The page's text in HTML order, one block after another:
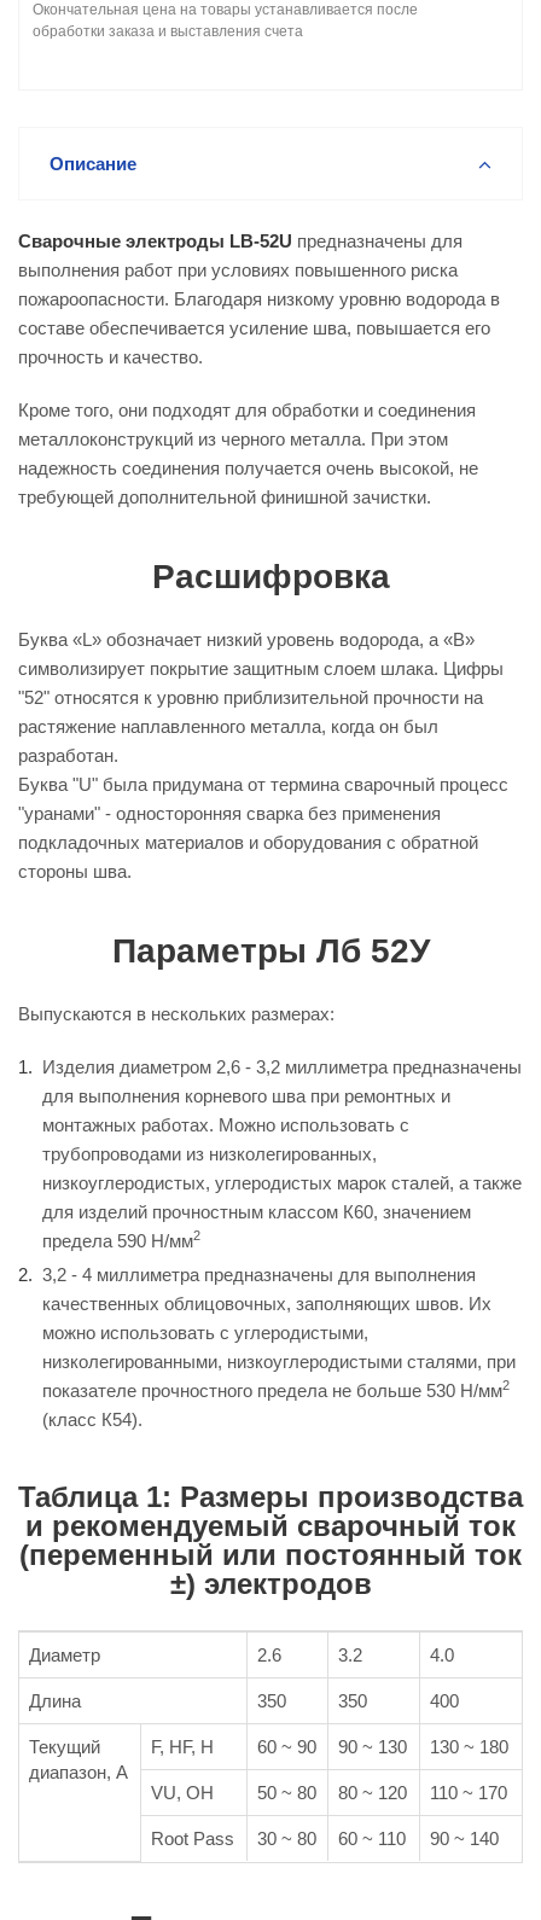
Окончательная цена на товары устанавливается после
обработки заказа и выставления счета
Описание
Сварочные электроды LB-52U предназначены для
выполнения работ при условиях повышенного риска
пожароопасности. Благодаря низкому уровню водорода в
составе обеспечивается усиление шва, повышается его
прочность и качество.
Кроме того, они подходят для обработки и соединения
металлоконструкций из черного металла. При этом
надежность соединения получается очень высокой, не
требующей дополнительной финишной зачистки.
Расшифровка
Буква «L» обозначает низкий уровень водорода, а «B»
символизирует покрытие защитным слоем шлака. Цифры
"52" относятся к уровню приблизительной прочности на
растяжение наплавленного металла, когда он был
разработан.
Буква "U" была придумана от термина сварочный процесс
"уранами" - односторонняя сварка без применения
подкладочных материалов и оборудования с обратной
стороны шва.
Параметры Лб 52У
Выпускаются в нескольких размерах:
Изделия диаметром 2,6 - 3,2 миллиметра предназначены
для выполнения корневого шва при ремонтных и
монтажных работах. Можно использовать с
трубопроводами из низколегированных,
низкоуглеродистых, углеродистых марок сталей, а также
для изделий прочностным классом К60, значением
предела 590 Н/мм2
3,2 - 4 миллиметра предназначены для выполнения
качественных облицовочных, заполняющих швов. Их
можно использовать с углеродистыми,
низколегированными, низкоуглеродистыми сталями, при
показателе прочностного предела не больше 530 Н/мм2
(класс К54).
Таблица 1: Размеры производства
и рекомендуемый сварочный ток
(переменный или постоянный ток
±) электродов
Диаметр 2.6 3.2 4.0
Длина 350 350 400
Текущий
диапазон, А
F, HF, H 60 ~ 90 90 ~ 130 130 ~ 180
VU, OH 50 ~ 80 80 ~ 120 110 ~ 170
Root Pass 30 ~ 80 60 ~ 110 90 ~ 140